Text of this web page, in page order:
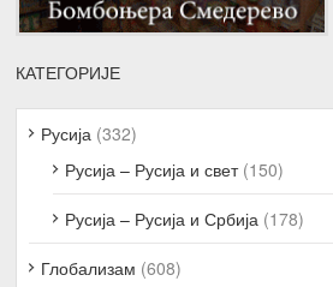
КАТЕГОРИЈЕ
Русија (332)
Русија – Русија и свет(150)
Русија – Русија и Србија (178)
Глобализам (608)